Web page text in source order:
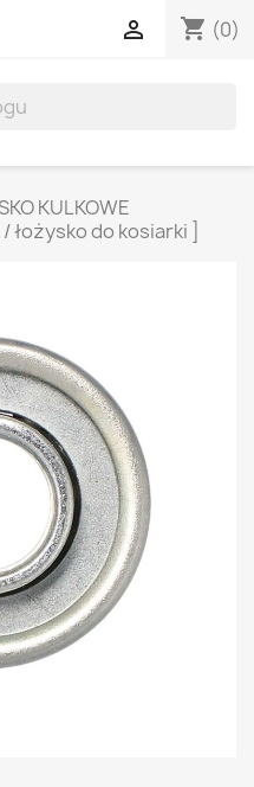
shopping_cart (0)

KULKOWE
łożysko do kosiarki ]